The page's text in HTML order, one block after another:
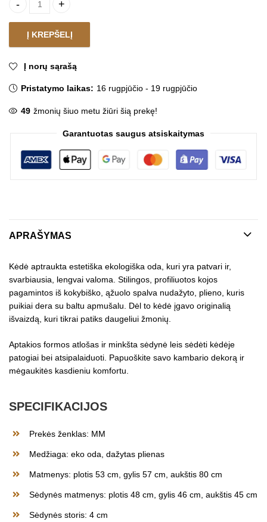
Kėdė CINAMON quantity
Į KREPŠELĮ
Į norų sąrašą
Pristatymo laikas: 16 rugpjūčio - 19 rugpjūčio
49 žmonių šiuo metu žiūri šią prekę!
Garantuotas saugus atsiskaitymas
APRAŠYMAS
Kėdė aptraukta estetiška ekologiška oda, kuri yra patvari ir,
svarbiausia, lengvai valoma. Stilingos, profiliuotos kojos
pagamintos iš kokybiško, ąžuolo spalva nudažyto, plieno, kuris
puikiai dera su baltu apmušalu. Dėl to kėdė įgavo originalią
išvaizdą, kuri tikrai patiks daugeliui žmonių.
Aptakios formos atlošas ir minkšta sėdynė leis sėdėti kėdėje
patogiai bei atsipalaiduoti. Papuoškite savo kambario dekorą ir
mėgaukitės kasdieniu komfortu.
SPECIFIKACIJOS
Prekės ženklas: MM
Medžiaga: eko oda, dažytas plienas
Matmenys: plotis 53 cm, gylis 57 cm, aukštis 80 cm
Sėdynės matmenys: plotis 48 cm, gylis 46 cm, aukštis 45 cm
Sėdynės storis: 4 cm